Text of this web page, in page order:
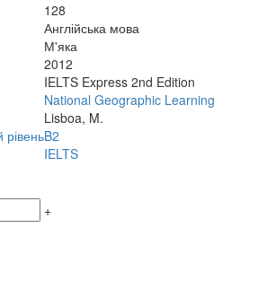
128
Англійська мова
М'яка
2012
IELTS Express 2nd Edition
National Geographic Learning
Lisboa, M.
рівеньB2
IELTS
+